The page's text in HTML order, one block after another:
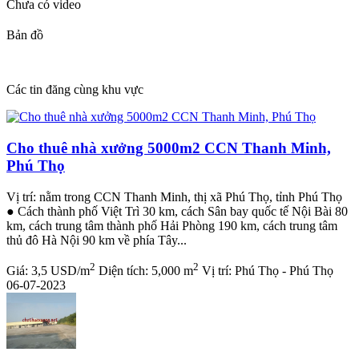
Chưa có video
Bản đồ
Các tin đăng cùng khu vực
Cho thuê nhà xưởng 5000m2 CCN Thanh Minh,
Phú Thọ
Vị trí: nằm trong CCN Thanh Minh, thị xã Phú Thọ, tỉnh Phú Thọ
● Cách thành phố Việt Trì 30 km, cách Sân bay quốc tế Nội Bài 80
km, cách trung tâm thành phố Hải Phòng 190 km, cách trung tâm
thủ đô Hà Nội 90 km về phía Tây...
Giá: 3,5 USD/m2 Diện tích: 5,000 m2 Vị trí: Phú Thọ - Phú Thọ
06-07-2023